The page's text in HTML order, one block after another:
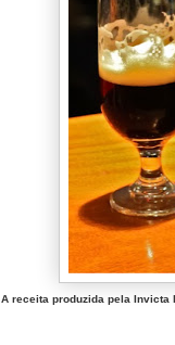
A receita produzida pela Invicta